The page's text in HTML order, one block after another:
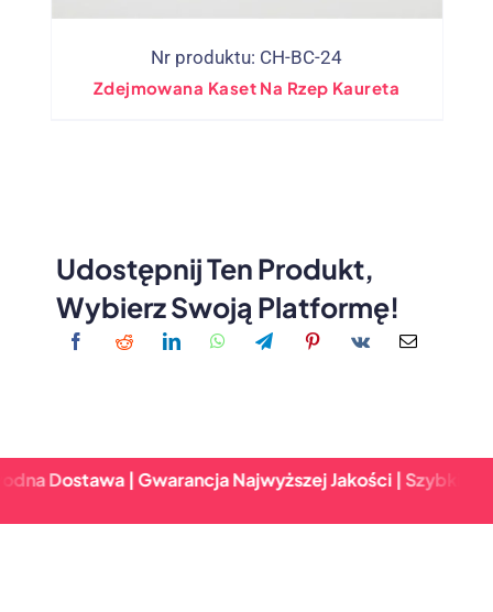
Nr produktu: CH-BC-24
Zdejmowana Kaset Na Rzep Kaureta
Udostępnij Ten Produkt,
Wybierz Swoją Platformę!
| Gwarancja Najwyższej Jakości | Szybki Zwrot &